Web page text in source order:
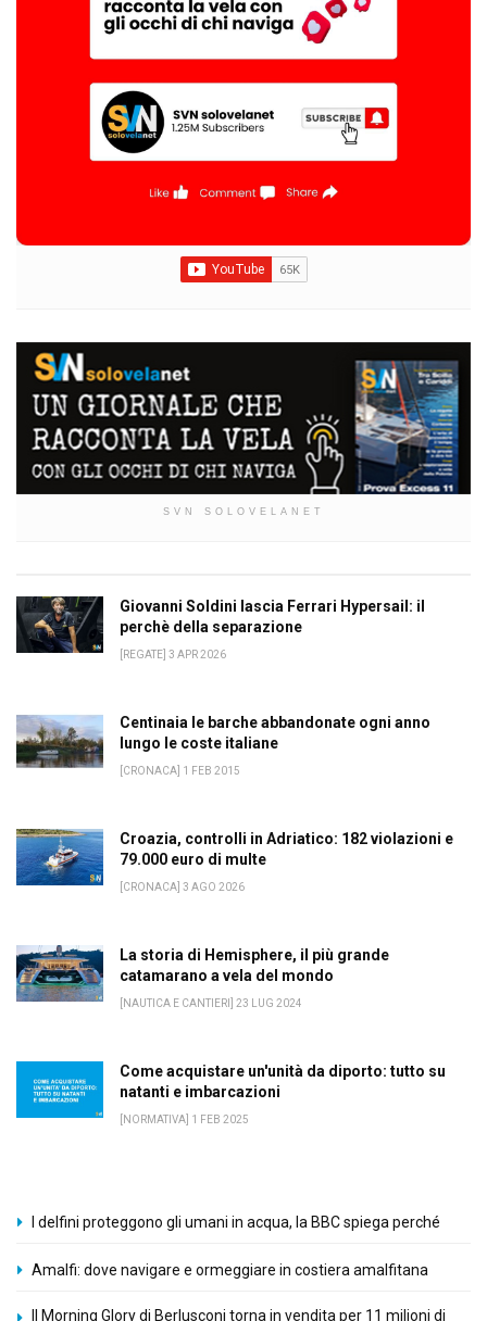
SVN SOLOVELANET
Giovanni Soldini lascia Ferrari Hypersail: il
perchè della separazione
[REGATE] 3 APR 2026
Centinaia le barche abbandonate ogni anno
lungo le coste italiane
[CRONACA] 1 FEB 2015
Croazia, controlli in Adriatico: 182 violazioni e
79.000 euro di multe
[CRONACA] 3 AGO 2026
La storia di Hemisphere, il più grande
catamarano a vela del mondo
[NAUTICA E CANTIERI] 23 LUG 2024
Come acquistare un'unità da diporto: tutto su
natanti e imbarcazioni
[NORMATIVA] 1 FEB 2025
I delfini proteggono gli umani in acqua, la BBC spiega perché
Amalfi: dove navigare e ormeggiare in costiera amalfitana
Il Morning Glory di Berlusconi torna in vendita per 11 milioni di